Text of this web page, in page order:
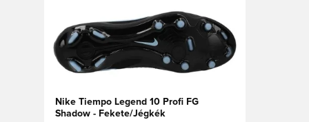
Nike Tiempo Legend 10 Profi FG
Shadow - Fekete/Jégkék